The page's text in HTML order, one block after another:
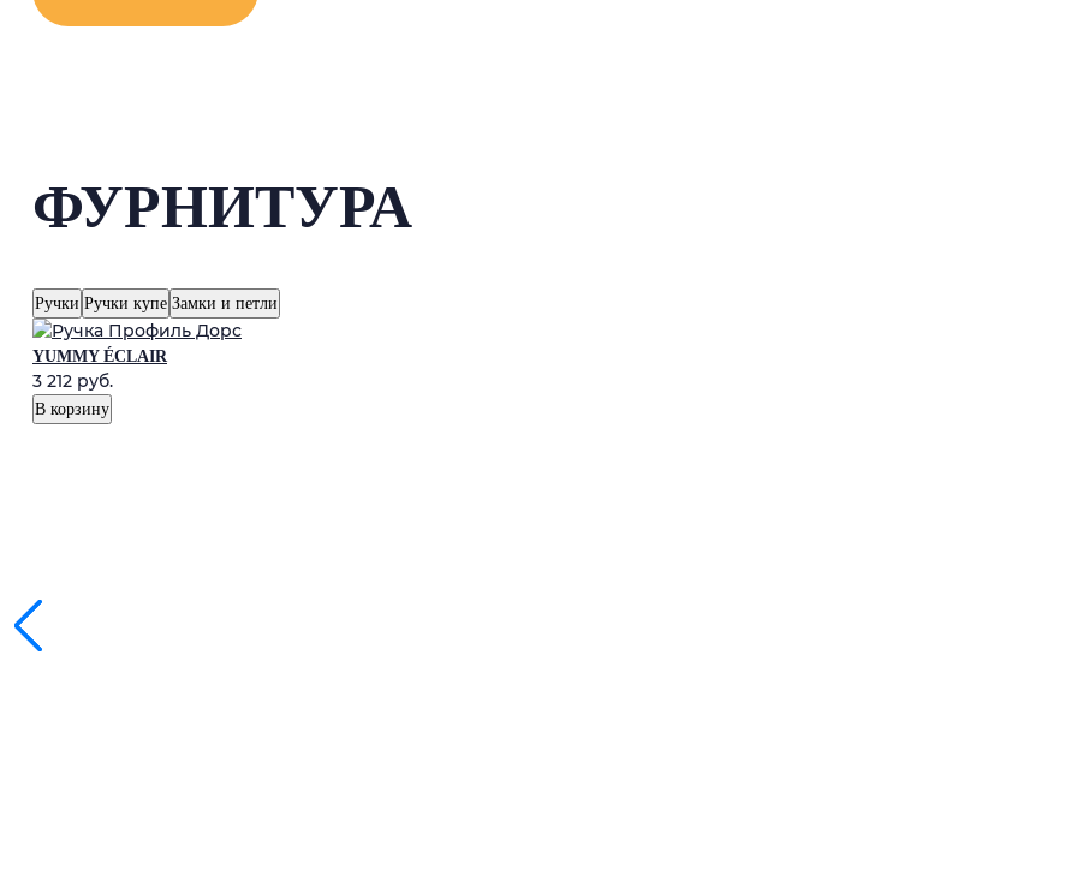
ФУРНИТУРА
Ручки Ручки купе Замки и петли
YUMMY ÉCLAIR
3 212 руб.
В корзину